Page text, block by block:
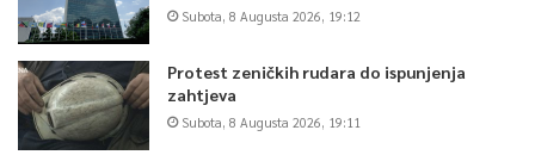
Subota, 8 Augusta 2026, 19:12
Protest zeničkih rudara do ispunjenja
zahtjeva
Subota, 8 Augusta 2026, 19:11